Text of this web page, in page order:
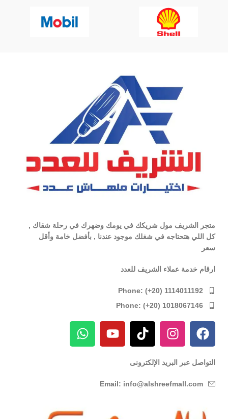
متجر الشريف مول شريكك في يومك وضهرك في رحلة شقاك ,
كل اللي هتحتاجه في شغلك موجود عندنا , بأفضل خامة وأقل
سعر
ارقام خدمة عملاء الشريف للعدد
Phone: (+20) 1114011192
Phone: (+20) 1018067146
التواصل عبر البريد الإلكترونى
Email: info@alshreefmall.com